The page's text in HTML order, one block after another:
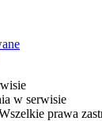
w serwisie
prawa